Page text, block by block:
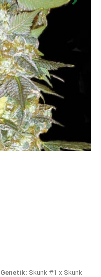
Genetik: Skunk #1 x Skunk